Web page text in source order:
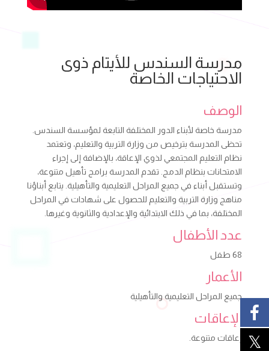
مدرسة السندس للأيتام ذوى
الاحتياجات الخاصة
الوصف
مدرسة خاصة لأبناء الدور المختلفة التابعة لمؤسسة السندس.
تحظى المدرسة بترخيص من وزارة التربية والتعليم، وتعتمد
نظام التعليم المجتمعي لذوي الإعاقة، بالإضافة إلى إجراء
الامتحانات بنظام الدمج. تقدم المدرسة برامج تأهيل متنوعة،
وتستقبل أبناء في جميع المراحل التعليمية والتأهيلية. يتابع أبناؤنا
مناهج وزارة التربية والتعليم للحصول على شهادات في المراحل
المختلفة، بما في ذلك الابتدائية والإعدادية والثانوية وغيرها.
عدد الأطفال
68 طفل
الأعمار
جميع المراحل التعليمية والتأهيلية
الإعاقات
إعاقات متنوعة.